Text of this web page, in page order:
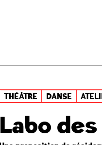
THÉÂTRE DANSE
Labo